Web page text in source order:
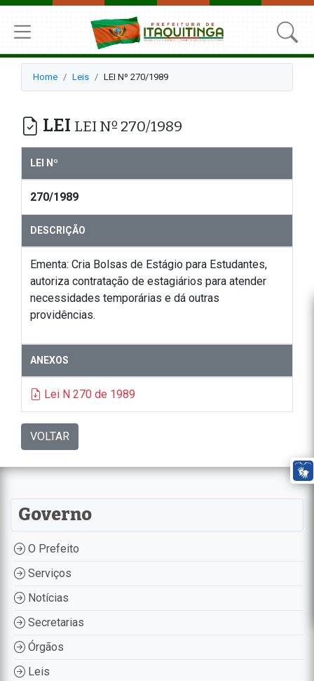
Home Leis LEI Nº 270/1989
LEI LEI Nº 270/1989
LEI Nº
270/1989
DESCRIÇÃO
Ementa: Cria Bolsas de Estágio para Estudantes,
autoriza contratação de estagiários para atender
necessidades temporárias e dá outras
providências.
ANEXOS
Lei N 270 de 1989
VOLTAR
Governo
O Prefeito
Serviços
Notícias
Secretarias
Órgãos
Leis